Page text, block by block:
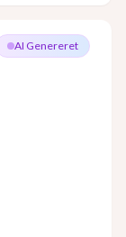
AI Genereret